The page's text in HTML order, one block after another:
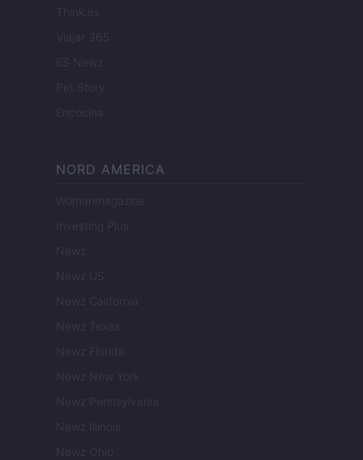
Think.es
Viajar 365
ES Newz
Pet Story
Encocina
NORD AMERICA
Womanmagazine
Investing Plus
Newz
Newz US
Newz California
Newz Texas
Newz Florida
Newz New York
Newz Pennsylvania
Newz Illinois
Newz Ohio